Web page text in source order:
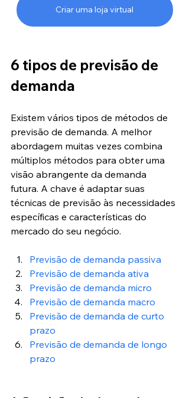
Criar uma loja virtual
6 tipos de previsão de
demanda
Existem vários tipos de métodos de
previsão de demanda. A melhor
abordagem muitas vezes combina
múltiplos métodos para obter uma
visão abrangente da demanda
futura. A chave é adaptar suas
técnicas de previsão às necessidades
específicas e características do
mercado do seu negócio.
Previsão de demanda passiva
Previsão de demanda ativa
Previsão de demanda micro
Previsão de demanda macro
Previsão de demanda de curto
prazo
Previsão de demanda de longo
prazo